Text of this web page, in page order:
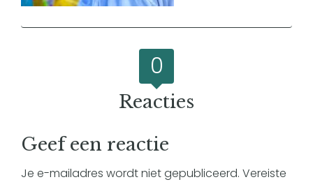
0
Reacties
Geef een reactie
Je e-mailadres wordt niet gepubliceerd. Vereiste